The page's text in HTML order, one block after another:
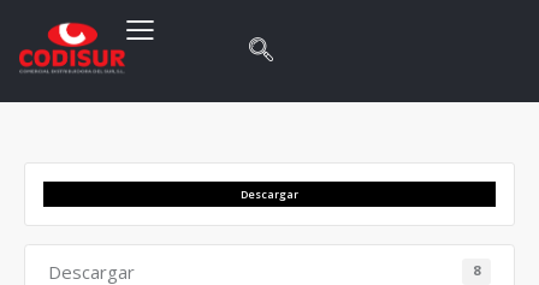
Descargar
Descargar 8